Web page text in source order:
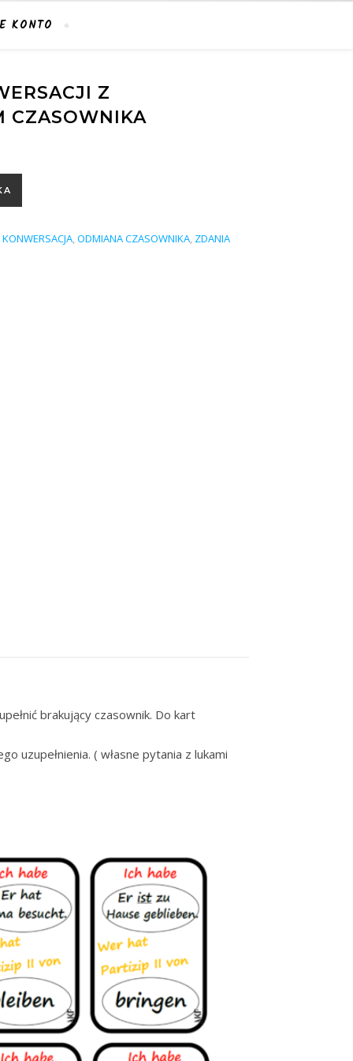
KONTO
Z
CZASOWNIKA
KONWERSACJA,ODMIANA CZASOWNIKA, ZDANIA
brakujący czasownik. Do kart
uzupełnienia. ( własne pytania z lukami